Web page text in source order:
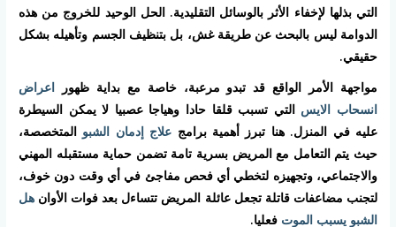
التي بذلها لإخفاء الأثر بالوسائل التقليدية. الحل الوحيد للخروج من هذه
الدوامة ليس بالبحث عن طريقة غش، بل بتنظيف الجسم وتأهيله بشكل
حقيقي.
مواجهة الأمر الواقع قد تبدو مرعبة، خاصة مع بداية ظهور
اعراض
انسحاب الايس التي تسبب قلقا حادا وهياجا عصبيا لا يمكن السيطرة
عليه في المنزل. هنا تبرز أهمية برامج علاج إدمان الشبو المتخصصة،
حيث يتم التعامل مع المريض بسرية تامة تضمن حماية مستقبله المهني
والاجتماعي، وتجهيزه لتخطي أي فحص مفاجئ في أي وقت دون خوف،
لتجنب مضاعفات قاتلة تجعل عائلة المريض تتساءل بعد فوات الأوان هل
الشبو يسبب الموت فعليا.